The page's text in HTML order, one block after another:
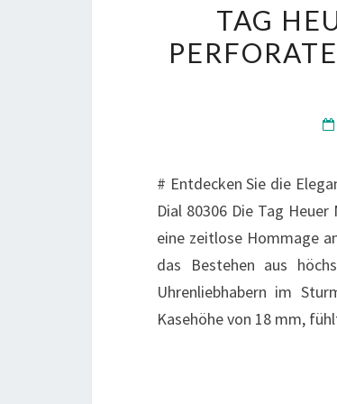
TAG
# Entdecken Sie die
Dial 80306 Die Tag
eine zeitlose Hommage
das Bestehen aus
Uhrenliebhabern im
Kasehöhe von 18 mm,